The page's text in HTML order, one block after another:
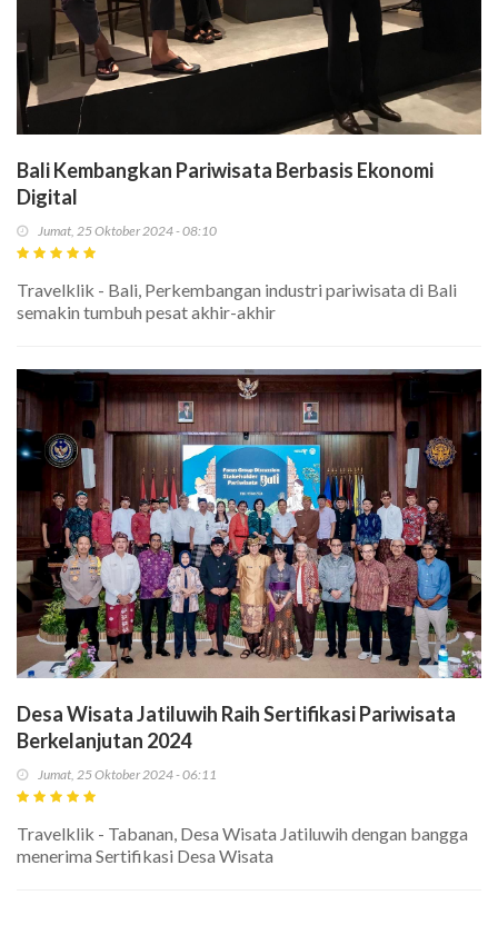
Bali Kembangkan Pariwisata Berbasis Ekonomi
Digital
Jumat, 25 Oktober 2024 - 08:10
Travelklik - Bali, Perkembangan industri pariwisata di Bali
semakin tumbuh pesat akhir-akhir
Desa Wisata Jatiluwih Raih Sertifikasi Pariwisata
Berkelanjutan 2024
Jumat, 25 Oktober 2024 - 06:11
Travelklik - Tabanan, Desa Wisata Jatiluwih dengan bangga
menerima Sertifikasi Desa Wisata